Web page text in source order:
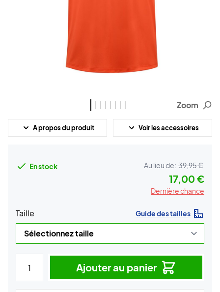
Zoom
A propos du produit Voir les accessoires
En stock Au lieu de: 39,95 €
17,00 €
Dernière chance
Taille Guide des tailles
Ajouter au panier